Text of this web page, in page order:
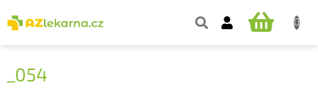
na
obsah
NÁKUPNÍ
_054